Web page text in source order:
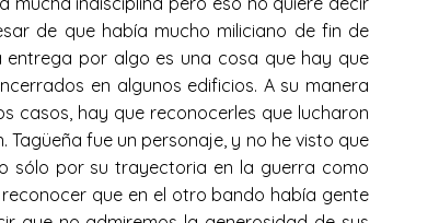
de que había mucho miliciano de fin de
entrega por algo es una cosa que hay que
en algunos edificios. A su manera
casos, hay que reconocerles que lucharon
fue un personaje, y no he visto que
sólo por su trayectoria en la guerra como
que en el otro bando había gente